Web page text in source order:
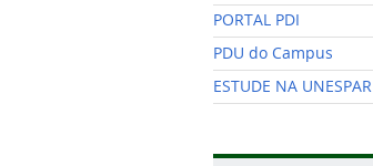
PORTAL PDI
PDU do Campus
ESTUDE NA UNESPAR